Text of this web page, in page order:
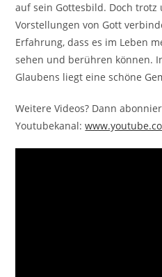
auf sein Gottesbild. Doch
Vorstellungen von Gott
Erfahrung, dass es im Leben
sehen und berühren können.
Glaubens liegt eine schöne
Weitere Videos? Dann
Youtubekanal: